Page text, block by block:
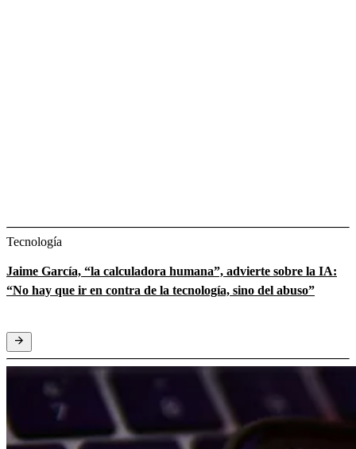
Tecnología
Jaime García, “la calculadora humana”, advierte sobre la IA:
“No hay que ir en contra de la tecnología, sino del abuso”